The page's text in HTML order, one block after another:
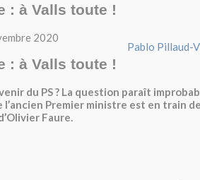
: à Valls toute !
Pablo Pillaud-
2020
: à Valls toute !
du PS ? La question paraît
l’ancien Premier ministre est en train
Faure.